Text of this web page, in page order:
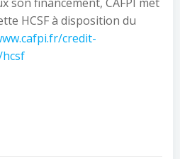
HCSF à disposition du
credit-